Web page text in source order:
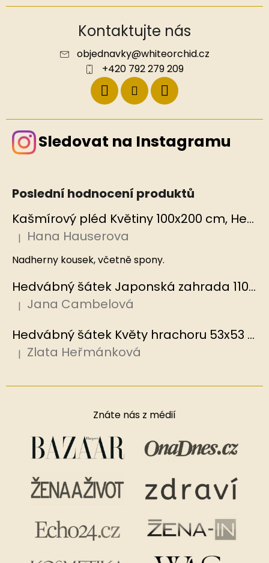
Kontaktujte nás
objednavky@whiteorchid.cz
+420 792 279 209
Sledovat na Instagramu
Poslední hodnocení produktů
Kašmírový pléd Květiny 100x200 cm, Hedvábný svět
Hodnocení produktu je 5 z 5 hvězdiček.
| Hana Hauserova
Nadherny kousek, včetně spony.
Hedvábný šátek Japonská zahrada 110x110 cm v dárkovém balení, HEDVÁBNÝ SVĚT
Hodnocení produktu je 5 z 5 hvězdiček.
| Jana Cambelová
Hedvábný šátek Květy hrachoru 53x53 cm v dárkovém balení, HEDVÁBNÝ SVĚT
Hodnocení produktu je 5 z 5 hvězdiček.
| Zlata Heřmánková
Znáte nás z médií